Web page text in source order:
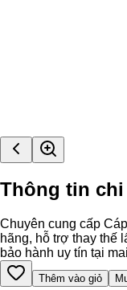
Thông tin
Chuyên cung cấp
hãng, hỗ trợ thay thế
bảo hành uy tín tại
Thêm vào giỏ